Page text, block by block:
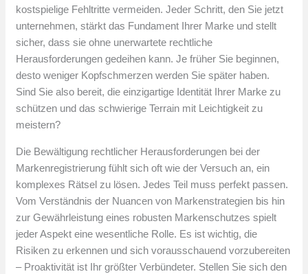
kostspielige Fehltritte vermeiden. Jeder Schritt, den Sie jetzt
unternehmen, stärkt das Fundament Ihrer Marke und stellt
sicher, dass sie ohne unerwartete rechtliche
Herausforderungen gedeihen kann. Je früher Sie beginnen,
desto weniger Kopfschmerzen werden Sie später haben.
Sind Sie also bereit, die einzigartige Identität Ihrer Marke zu
schützen und das schwierige Terrain mit Leichtigkeit zu
meistern?
Die Bewältigung rechtlicher Herausforderungen bei der
Markenregistrierung fühlt sich oft wie der Versuch an, ein
komplexes Rätsel zu lösen. Jedes Teil muss perfekt passen.
Vom Verständnis der Nuancen von Markenstrategien bis hin
zur Gewährleistung eines robusten Markenschutzes spielt
jeder Aspekt eine wesentliche Rolle. Es ist wichtig, die
Risiken zu erkennen und sich vorausschauend vorzubereiten
– Proaktivität ist Ihr größter Verbündeter. Stellen Sie sich den